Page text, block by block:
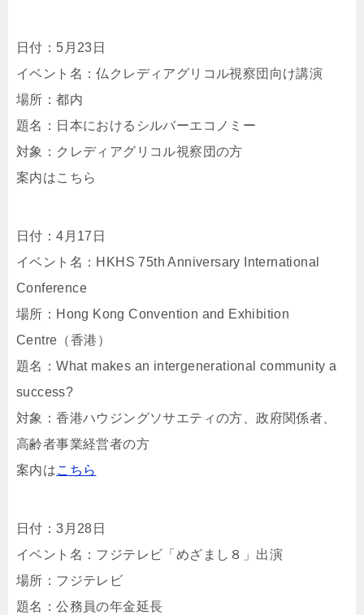
日付：5月23日
イベント名：仏クレディアグリコル視察団向け講演
場所：都内
題名：日本におけるシルバーエコノミー
対象：クレディアグリコル視察団の方
案内はこちら
日付：4月17日
イベント名：HKHS 75th Anniversary International
Conference
場所：Hong Kong Convention and Exhibition
Centre（香港）
題名：What makes an intergenerational community a
success?
対象：香港ハウジングソサエティの方、政府関係者、
高齢者事業経営者の方
案内はこちら
日付：3月28日
イベント名：フジテレビ「めざまし８」出演
場所：フジテレビ
題名：公務員の年金延長